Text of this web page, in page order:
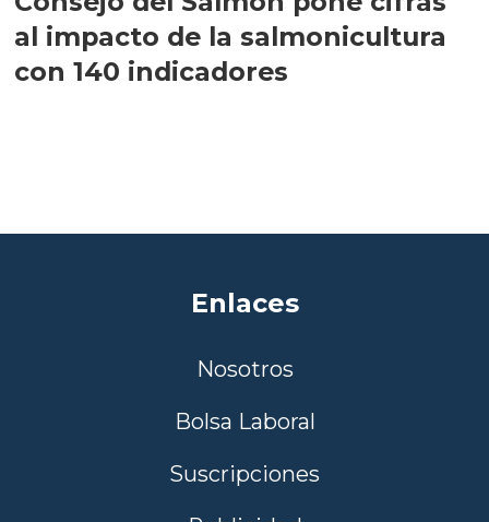
al impacto de la salmonicultura
con 140 indicadores
Enlaces
Nosotros
Bolsa Laboral
Suscripciones